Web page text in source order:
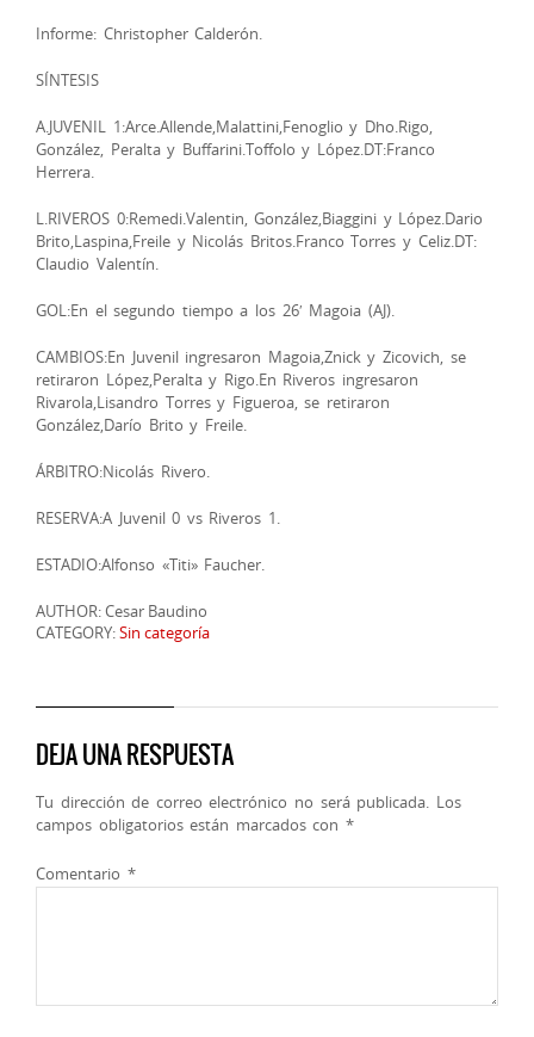
Informe: Christopher Calderón.
SÍNTESIS
A.JUVENIL 1:Arce.Allende,Malattini,Fenoglio y Dho.Rigo,
González, Peralta y Buffarini.Toffolo y López.DT:Franco
Herrera.
L.RIVEROS 0:Remedi.Valentin, González,Biaggini y López.Dario
Brito,Laspina,Freile y Nicolás Britos.Franco Torres y Celiz.DT:
Claudio Valentín.
GOL:En el segundo tiempo a los 26′ Magoia (AJ).
CAMBIOS:En Juvenil ingresaron Magoia,Znick y Zicovich, se
retiraron López,Peralta y Rigo.En Riveros ingresaron
Rivarola,Lisandro Torres y Figueroa, se retiraron
González,Darío Brito y Freile.
ÁRBITRO:Nicolás Rivero.
RESERVA:A Juvenil 0 vs Riveros 1.
ESTADIO:Alfonso «Titi» Faucher.
AUTHOR: Cesar Baudino
CATEGORY:Sin categoría
DEJA UNA RESPUESTA
Tu dirección de correo electrónico no será publicada. Los
campos obligatorios están marcados con *
Comentario *